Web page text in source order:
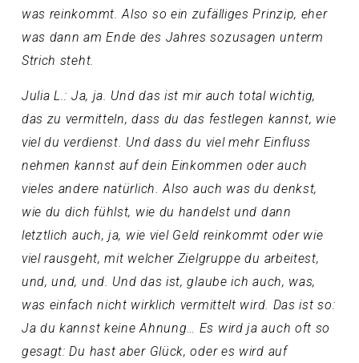
was reinkommt. Also so ein zufälliges Prinzip, eher
was dann am Ende des Jahres sozusagen unterm
Strich steht.
Julia L.: Ja, ja. Und das ist mir auch total wichtig,
das zu vermitteln, dass du das festlegen kannst, wie
viel du verdienst. Und dass du viel mehr Einfluss
nehmen kannst auf dein Einkommen oder auch
vieles andere natürlich. Also auch was du denkst,
wie du dich fühlst, wie du handelst und dann
letztlich auch, ja, wie viel Geld reinkommt oder wie
viel rausgeht, mit welcher Zielgruppe du arbeitest,
und, und, und. Und das ist, glaube ich auch, was,
was einfach nicht wirklich vermittelt wird. Das ist so:
Ja du kannst keine Ahnung… Es wird ja auch oft so
gesagt: Du hast aber Glück, oder es wird auf